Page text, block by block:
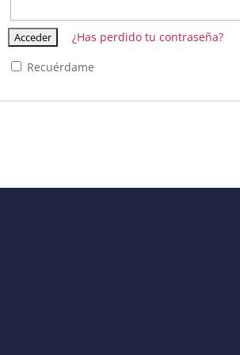
¿Has perdido tu contraseña?
Recuérdame